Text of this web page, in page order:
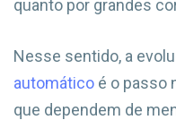
quanto por grandes
Nesse sentido, a
automático é o passo
que dependem de